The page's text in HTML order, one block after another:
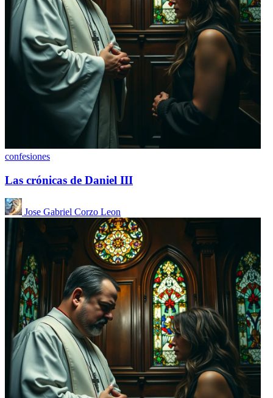
confesiones
Las crónicas de Daniel III
Jose Gabriel Corzo Leon